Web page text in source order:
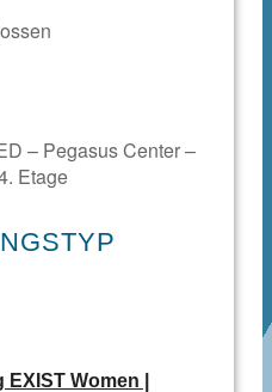
– Pegasus Center –
Etage
Women |